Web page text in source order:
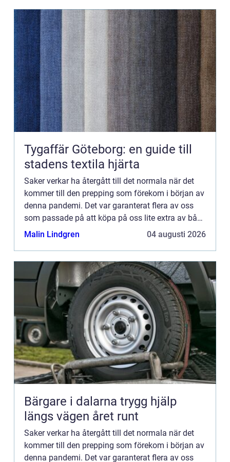
Tygaffär Göteborg: en guide till
stadens textila hjärta
Saker verkar ha återgått till det normala när det
kommer till den prepping som förekom i början av
denna pandemi. Det var garanterat flera av oss
som passade på att köpa på oss lite extra av både
det ...
Malin Lindgren 04 augusti 2026
Bärgare i dalarna trygg hjälp
längs vägen året runt
Saker verkar ha återgått till det normala när det
kommer till den prepping som förekom i början av
denna pandemi. Det var garanterat flera av oss